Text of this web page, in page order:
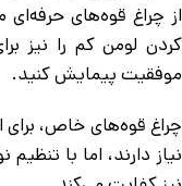
کردن لومن کم را نیز
موفقیت پیمایش کنید.